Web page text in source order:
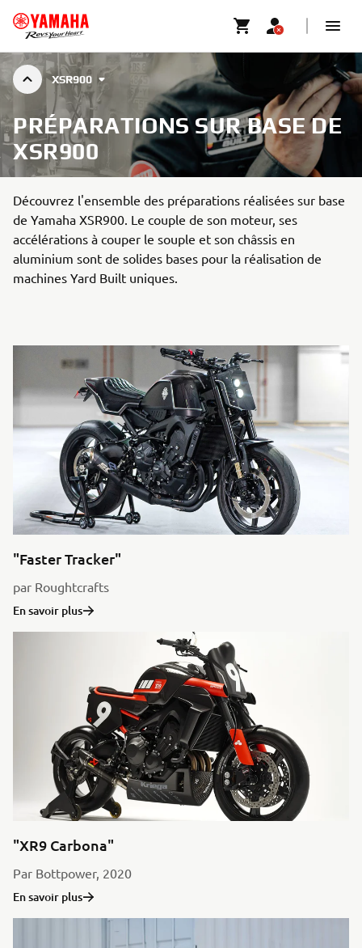
XSR900
PRÉPARATIONS SUR BASE DE
XSR900
Découvrez l'ensemble des préparations réalisées sur base
de Yamaha XSR900. Le couple de son moteur, ses
accélérations à couper le souple et son châssis en
aluminium sont de solides bases pour la réalisation de
machines Yard Built uniques.
"Faster Tracker"
par Roughtcrafts
En savoir plus
"XR9 Carbona"
Par Bottpower, 2020
En savoir plus